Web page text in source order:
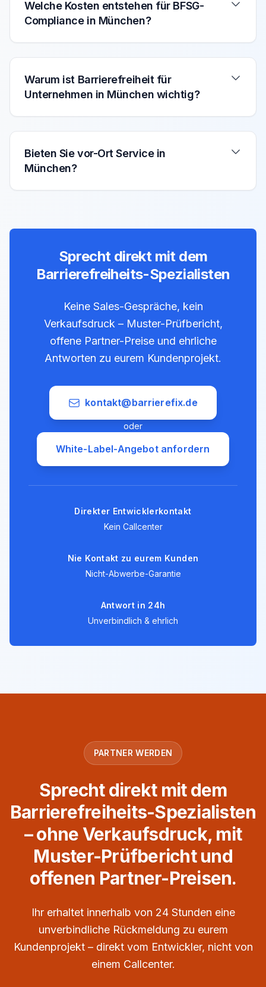
Welche Kosten entstehen für BFSG-
Compliance in München?
Warum ist Barrierefreiheit für
Unternehmen in München wichtig?
Bieten Sie vor-Ort Service in
München?
Sprecht direkt mit dem
Barrierefreiheits-Spezialisten
Keine Sales-Gespräche, kein
Verkaufsdruck – Muster-Prüfbericht,
offene Partner-Preise und ehrliche
Antworten zu eurem Kundenprojekt.
kontakt@barrierefix.de
oder
White-Label-Angebot anfordern
Direkter Entwicklerkontakt
Kein Callcenter
Nie Kontakt zu eurem Kunden
Nicht-Abwerbe-Garantie
Antwort in 24h
Unverbindlich & ehrlich
PARTNER WERDEN
Sprecht direkt mit dem
Barrierefreiheits-Spezialisten
– ohne Verkaufsdruck, mit
Muster-Prüfbericht und
offenen Partner-Preisen.
Ihr erhaltet innerhalb von 24 Stunden eine
unverbindliche Rückmeldung zu eurem
Kundenprojekt – direkt vom Entwickler, nicht von
einem Callcenter.